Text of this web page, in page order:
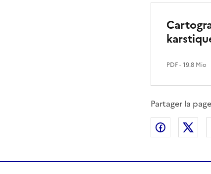
PDF- 19.8 Mio
Partager la page
Partager